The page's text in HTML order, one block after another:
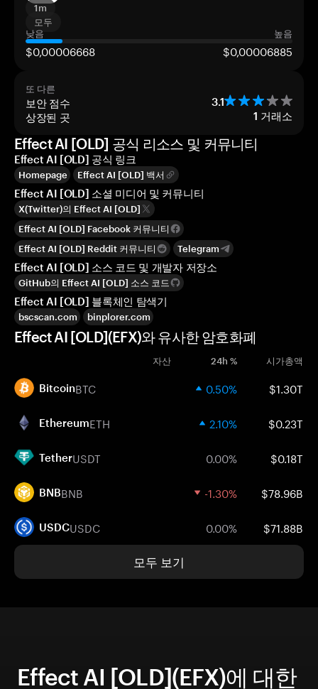
1m
모두
낮음
높음
$0,00006668 $0,00006885
또 다른
보안 점수 3.1
상장된 곳 1 거래소
Effect AI [OLD] 공식 리소스 및 커뮤니티
Effect AI [OLD] 공식 링크
Homepage Effect AI [OLD] 백서
Effect AI [OLD] 소셜 미디어 및 커뮤니티
X(Twitter)의 Effect AI [OLD]
Effect AI [OLD] Facebook 커뮤니티
Effect AI [OLD] Reddit 커뮤니티
Telegram
Effect AI [OLD] 소스 코드 및 개발자 저장소
GitHub의 Effect AI [OLD] 소스 코드
Effect AI [OLD] 블록체인 탐색기
bscscan.com binplorer.com
Effect AI [OLD](EFX)와 유사한 암호화폐
자산 24h % 시가총액
BitcoinBTC 0.50% $1.30T
EthereumETH 2.10% $0.23T
TetherUSDT 0.00% $0.18T
BNBBNB -1.30% $78.96B
USDCUSDC 0.00% $71.88B
모두 보기
Effect AI [OLD](EFX)에 대한